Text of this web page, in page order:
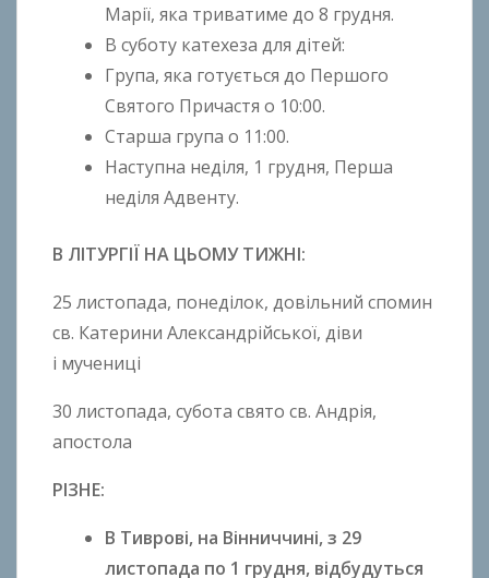
Марії, яка триватиме до 8 грудня.
В суботу катехезa для дітей:
Група, яка готується до Першого
Святого Причастя o 10:00.
Старша група o 11:00.
Наступна неділя, 1 грудня, Перша
неділя Адвенту.
В ЛІТУРГІЇ НА ЦЬОМУ ТИЖНІ:
25 листопада, понеділок, довільний спомин
св. Катерини Александрійської, діви
і мучениці
30 листопада, субота свято св. Андрія,
апостола
РІЗНЕ:
В Тиврові, на Вінниччині, з 29
листопада по 1 грудня, відбудуться